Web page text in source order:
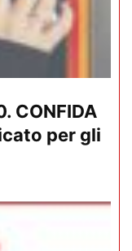
CONFIDA
per gli